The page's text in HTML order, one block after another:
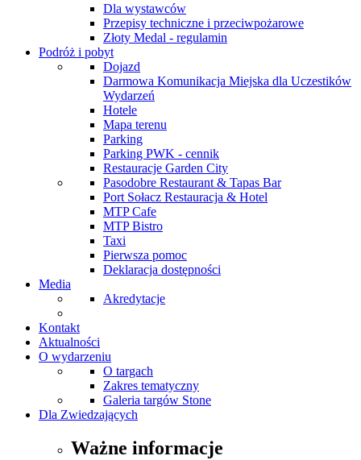
Dla wystawców
Przepisy techniczne i przeciwpożarowe
Złoty Medal - regulamin
Podróż i pobyt
Dojazd
Darmowa Komunikacja Miejska dla Uczestików
Wydarzeń
Hotele
Mapa terenu
Parking
Parking PWK - cennik
Restauracje Garden City
Pasodobre Restaurant & Tapas Bar
Port Sołacz Restauracja & Hotel
MTP Cafe
MTP Bistro
Taxi
Pierwsza pomoc
Deklaracja dostępności
Media
Akredytacje
Kontakt
Aktualności
O wydarzeniu
O targach
Zakres tematyczny
Galeria targów Stone
Dla Zwiedzających
Ważne informacje